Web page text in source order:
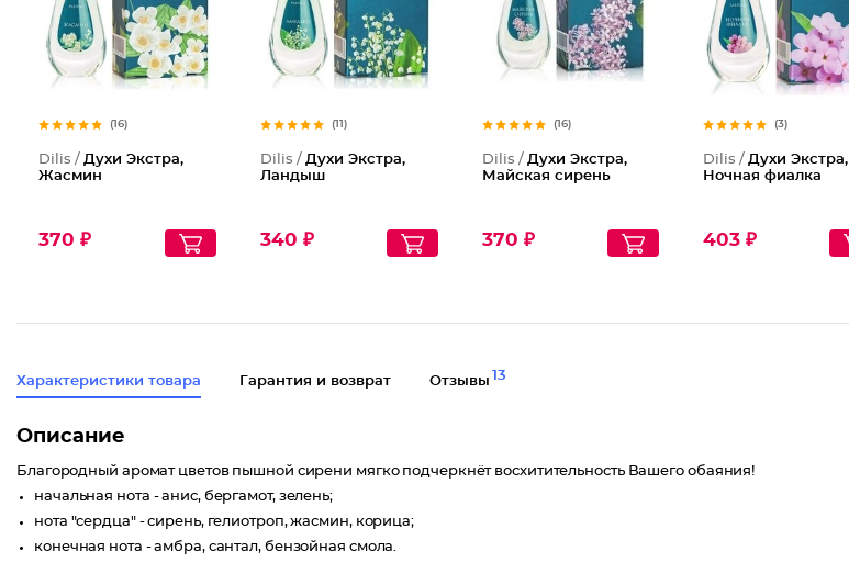
(16)
Dilis / Духи Экстра,
Жасмин
370 ₽
(11)
Dilis / Духи Экстра,
Ландыш
340 ₽
(16)
Dilis / Духи Экстра,
Майская сирень
370 ₽
(3)
Dilis /Духи Экстра,
Ночная фиалка
403 ₽
Характеристики товара Гарантия и возврат Отзывы 13
Описание
Благородный аромат цветов пышной сирени мягко подчеркнёт восхитительность Вашего обаяния!
начальная нота - анис, бергамот, зелень;
нота "сердца" - сирень, гелиотроп, жасмин, корица;
конечная нота - амбра, сантал, бензойная смола.